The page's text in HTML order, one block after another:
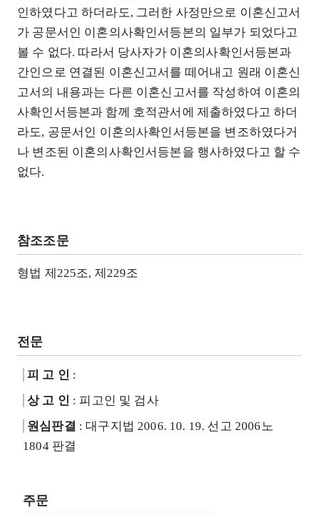
인하였다고 하더라도, 그러한 사정만으로 이혼신고서
가 공문서인 이혼의사확인서등본의 일부가 되었다고
볼 수 없다. 따라서 당사자가 이혼의사확인서등본과
간인으로 연결된 이혼신고서를 떼어내고 원래 이혼신
고서의 내용과는 다른 이혼신고서를 작성하여 이혼의
사확인서등본과 함께 호적관서에 제출하였다고 하더
라도, 공문서인 이혼의사확인서등본을 변조하였다거
나 변조된 이혼의사확인서등본을 행사하였다고 할 수
없다.
참조조문
형법 제225조, 제229조
전문
피 고 인 :
상 고 인 : 피고인 및 검사
원심판결 : 대구지법 2006. 10. 19. 선고 2006노
1804 판결
주문